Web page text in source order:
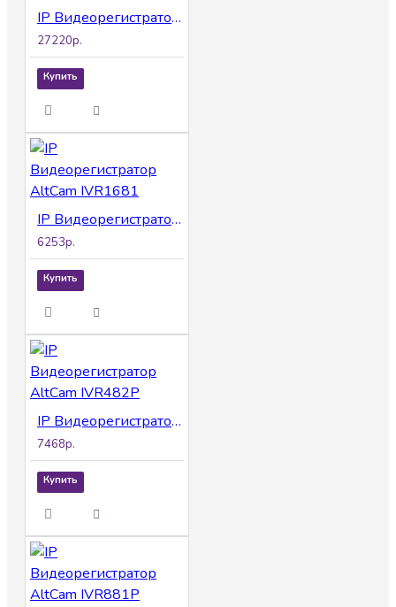
IP Видеорегистратор AltCam IVR1651P
27220р.
Купить
IP Видеорегистратор AltCam IVR1681
6253р.
Купить
IP Видеорегистратор AltCam IVR482P
7468р.
Купить